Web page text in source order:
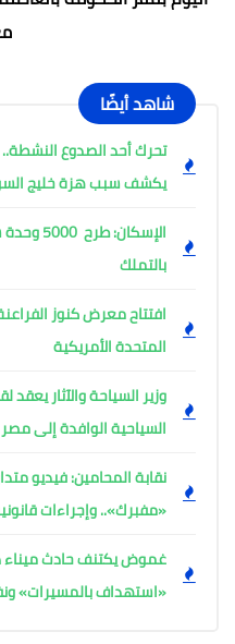
شاهد أيضًا
تحرك أحد الصدوع
يكشف سبب هزة خليج
بالتملك
افتتاح معرض كنوز
المتحدة الأمريكية
وزير السياحة والآثار يعقد
السياحية الوافدة إلى مصر
نقابة المحامين: فيديو
«مفبرك».. وإجراءات
غموض يكتنف حادث ميناء
«استهداف بالمسيرات»